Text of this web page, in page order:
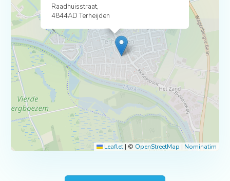
Raadhuisstraat,
4844AD Terheijden
Leaflet | © OpenStreetMap | Nominatim